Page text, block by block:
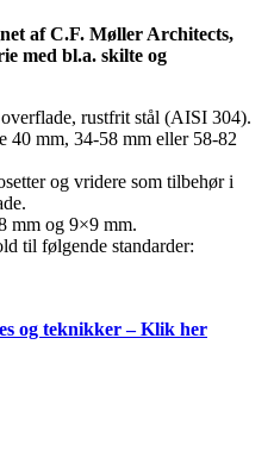
af C.F. Møller Architects,
med bl.a. skilte og
rustfrit stål (AISI 304).
40 mm, 34-58 mm eller 58-82
og vridere som tilbehør i
mm og 9×9 mm.
til følgende standarder:
og teknikker – Klik her